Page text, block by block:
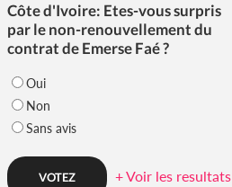
Côte d'Ivoire: Etes-vous surpris
par le non-renouvellement du
contrat de Emerse Faé ?
Oui
Non
Sans avis
+ Voir les resultats